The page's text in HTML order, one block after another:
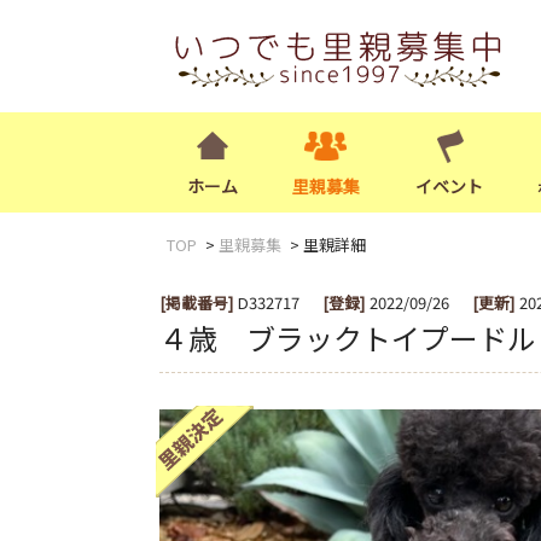
ホーム 里親募集 イベント
TOP 里親募集 里親詳細
[掲載番号] D332717 [登録] 2022/09/26 [更新]
４歳 ブラックトイプード